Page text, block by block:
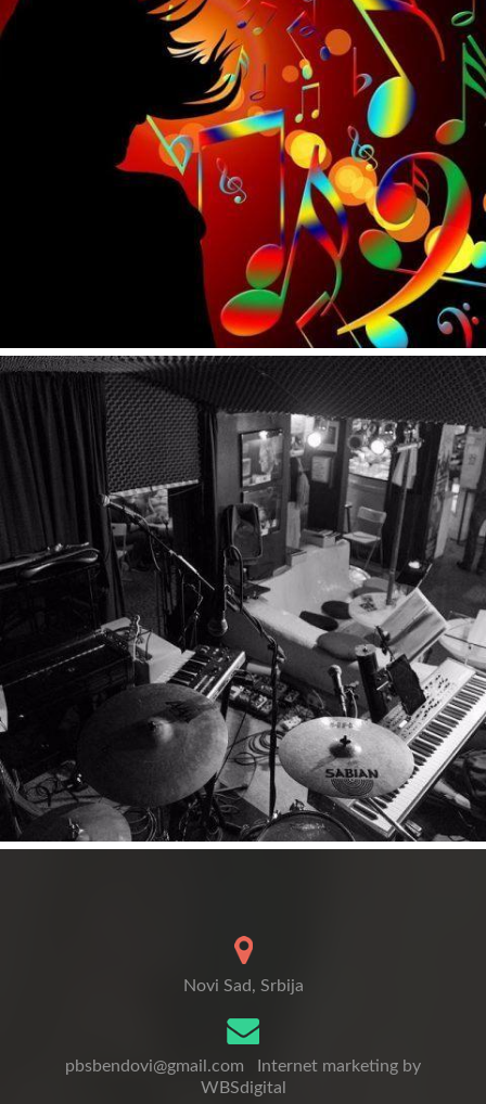
Novi Sad, Srbija
pbsbendovi@gmail.com
Internet marketing by
WBSdigital